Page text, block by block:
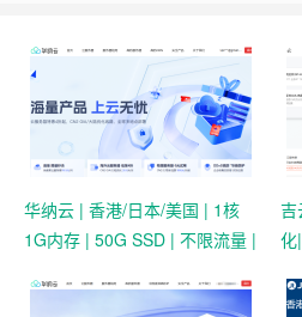
华纳云 | 香港/日本/美国 | 1核
1G内存 | 50G SSD | 不限流量 |
吉
化